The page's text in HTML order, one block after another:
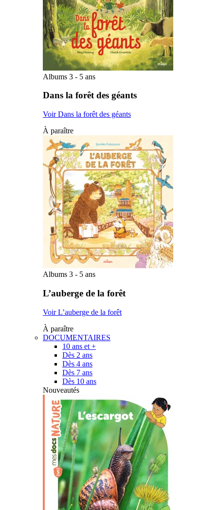
Albums 3 - 5 ans
Dans la forêt des géants
Voir Dans la forêt des géants
À paraître
Albums 3 - 5 ans
L’auberge de la forêt
Voir L’auberge de la forêt
À paraître
DOCUMENTAIRES
10 ans et +
Dès 2 ans
Dès 4 ans
Dès 7 ans
Dès 10 ans
Nouveautés